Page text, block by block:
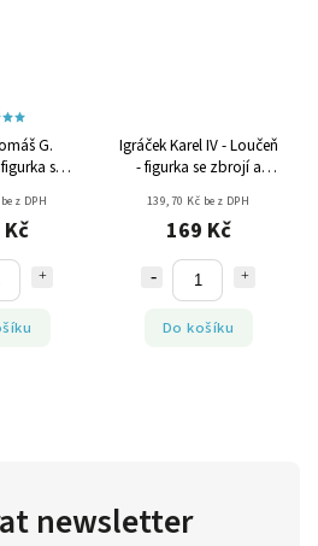
G.
s
DPH
Igráček Karel IV - Loučeň
- figurka se zbrojí a
139,70 Kč bez DPH
169 Kč
Do košíku
newsletter